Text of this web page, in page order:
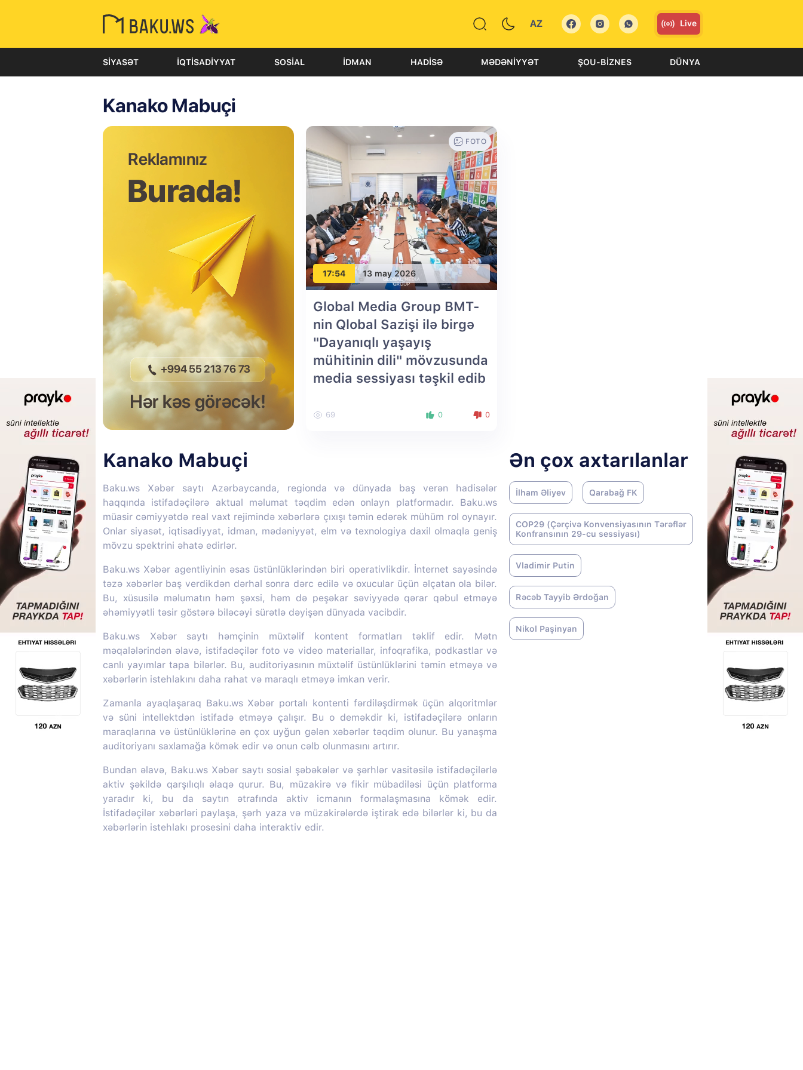
AZ Live
SIYASƏT İQTISADIYYAT SOSIAL İDMAN HADISƏ MƏDƏNIYYƏT ŞOU-BIZNES DÜNYA
Kanako Mabuçi
17:54 13 may 2026
FOTO
Global Media Group BMT-
nin Qlobal Sazişi ilə birgə
"Dayanıqlı yaşayış
mühitinin dili" mövzusunda
media sessiyası təşkil edib
69 0 0
Kanako Mabuçi
Baku.ws Xəbər saytı Azərbaycanda, regionda və dünyada baş verən hadisələr
haqqında istifadəçilərə aktual məlumat təqdim edən onlayn platformadır. Baku.ws
müasir cəmiyyətdə real vaxt rejimində xəbərlərə çıxışı təmin edərək mühüm rol oynayır.
Onlar siyasət, iqtisadiyyat, idman, mədəniyyət, elm və texnologiya daxil olmaqla geniş
mövzu spektrini əhatə edirlər.
Baku.ws Xəbər agentliyinin əsas üstünlüklərindən biri operativlikdir. İnternet sayəsində
təzə xəbərlər baş verdikdən dərhal sonra dərc edilə və oxucular üçün əlçatan ola bilər.
Bu, xüsusilə məlumatın həm şəxsi, həm də peşəkar səviyyədə qərar qəbul etməyə
əhəmiyyətli təsir göstərə biləcəyi sürətlə dəyişən dünyada vacibdir.
Baku.ws Xəbər saytı həmçinin müxtəlif kontent formatları təklif edir. Mətn
məqalələrindən əlavə, istifadəçilər foto və video materiallar, infoqrafika, podkastlar və
canlı yayımlar tapa bilərlər. Bu, auditoriyasının müxtəlif üstünlüklərini təmin etməyə və
xəbərlərin istehlakını daha rahat və maraqlı etməyə imkan verir.
Zamanla ayaqlaşaraq Baku.ws Xəbər portalı kontenti fərdiləşdirmək üçün alqoritmlər
və süni intellektdən istifadə etməyə çalışır. Bu o deməkdir ki, istifadəçilərə onların
maraqlarına və üstünlüklərinə ən çox uyğun gələn xəbərlər təqdim olunur. Bu yanaşma
auditoriyanı saxlamağa kömək edir və onun cəlb olunmasını artırır.
Bundan əlavə, Baku.ws Xəbər saytı sosial şəbəkələr və şərhlər vasitəsilə istifadəçilərlə
aktiv şəkildə qarşılıqlı əlaqə qurur. Bu, müzakirə və fikir mübadiləsi üçün platforma
yaradır ki, bu da saytın ətrafında aktiv icmanın formalaşmasına kömək edir.
İstifadəçilər xəbərləri paylaşa, şərh yaza və müzakirələrdə iştirak edə bilərlər ki, bu da
xəbərlərin istehlakı prosesini daha interaktiv edir.
Ən çox axtarılanlar
İlham Əliyev Qarabağ FK
COP29 (Çərçivə Konvensiyasının Tərəflər
Konfransının 29-cu sessiyası)
Vladimir Putin
Rəcəb Tayyib Ərdoğan
Nikol Paşinyan